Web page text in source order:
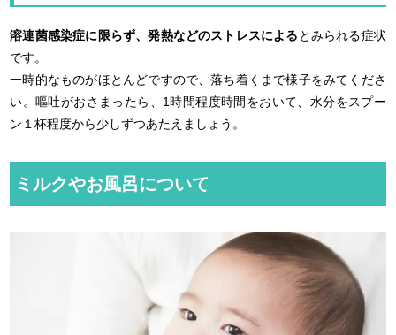
溶連菌感染症に限らず、発熱などのストレスによる とみられる症状
です。
一時的なものがほとんどですので、落ち着くまで様子をみてくださ
い。嘔吐がおさまったら、1時間程度時間をおいて、水分をスプー
ン１杯程度から少しずつあたえましょう。
ミルクやお風呂について